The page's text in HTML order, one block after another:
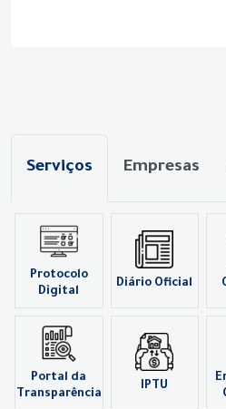
Serviços Empresas
Protocolo
Digital
Diário Oficial
Portal da
Transparência
IPTU